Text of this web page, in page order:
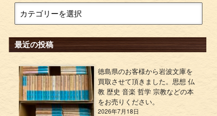
最近の投稿
徳島県のお客様から岩波文庫を
買取させて頂きました。思想 仏
教 歴史 音楽 哲学 宗教などの本
をお売りください。
2026年7月18日